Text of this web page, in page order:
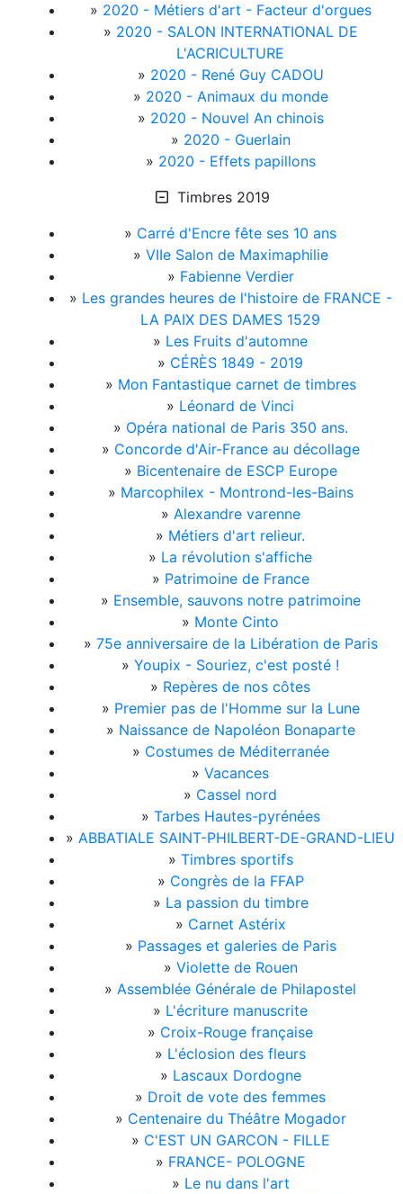
» 2020 - Métiers d'art - Facteur d'orgues
» 2020 - SALON INTERNATIONAL DE
L'ACRICULTURE
» 2020 - René Guy CADOU
» 2020 - Animaux du monde
» 2020 - Nouvel An chinois
» 2020 - Guerlain
» 2020 - Effets papillons
Timbres 2019
» Carré d'Encre fête ses 10 ans
» VIIe Salon de Maximaphilie
» Fabienne Verdier
» Les grandes heures de l'histoire de FRANCE -
LA PAIX DES DAMES 1529
» Les Fruits d'automne
» CÉRÈS 1849 - 2019
» Mon Fantastique carnet de timbres
» Léonard de Vinci
» Opéra national de Paris 350 ans.
» Concorde d'Air-France au décollage
» Bicentenaire de ESCP Europe
» Marcophilex - Montrond-les-Bains
» Alexandre varenne
» Métiers d'art relieur.
» La révolution s'affiche
» Patrimoine de France
» Ensemble, sauvons notre patrimoine
» Monte Cinto
» 75e anniversaire de la Libération de Paris
» Youpix - Souriez, c'est posté !
» Repères de nos côtes
» Premier pas de l'Homme sur la Lune
» Naissance de Napoléon Bonaparte
» Costumes de Méditerranée
» Vacances
» Cassel nord
» Tarbes Hautes-pyrénées
» ABBATIALE SAINT-PHILBERT-DE-GRAND-LIEU
» Timbres sportifs
» Congrès de la FFAP
» La passion du timbre
» Carnet Astérix
» Passages et galeries de Paris
» Violette de Rouen
» Assemblée Générale de Philapostel
» L'écriture manuscrite
» Croix-Rouge française
» L'éclosion des fleurs
» Lascaux Dordogne
» Droit de vote des femmes
» Centenaire du Théâtre Mogador
» C'EST UN GARCON - FILLE
» FRANCE- POLOGNE
» Le nu dans l'art